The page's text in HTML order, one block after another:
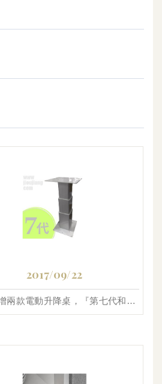
2017/09/22
本日新增兩款電動升降桌，『第七代和室升降桌』、『Z9-47T智慧型電動升降桌』